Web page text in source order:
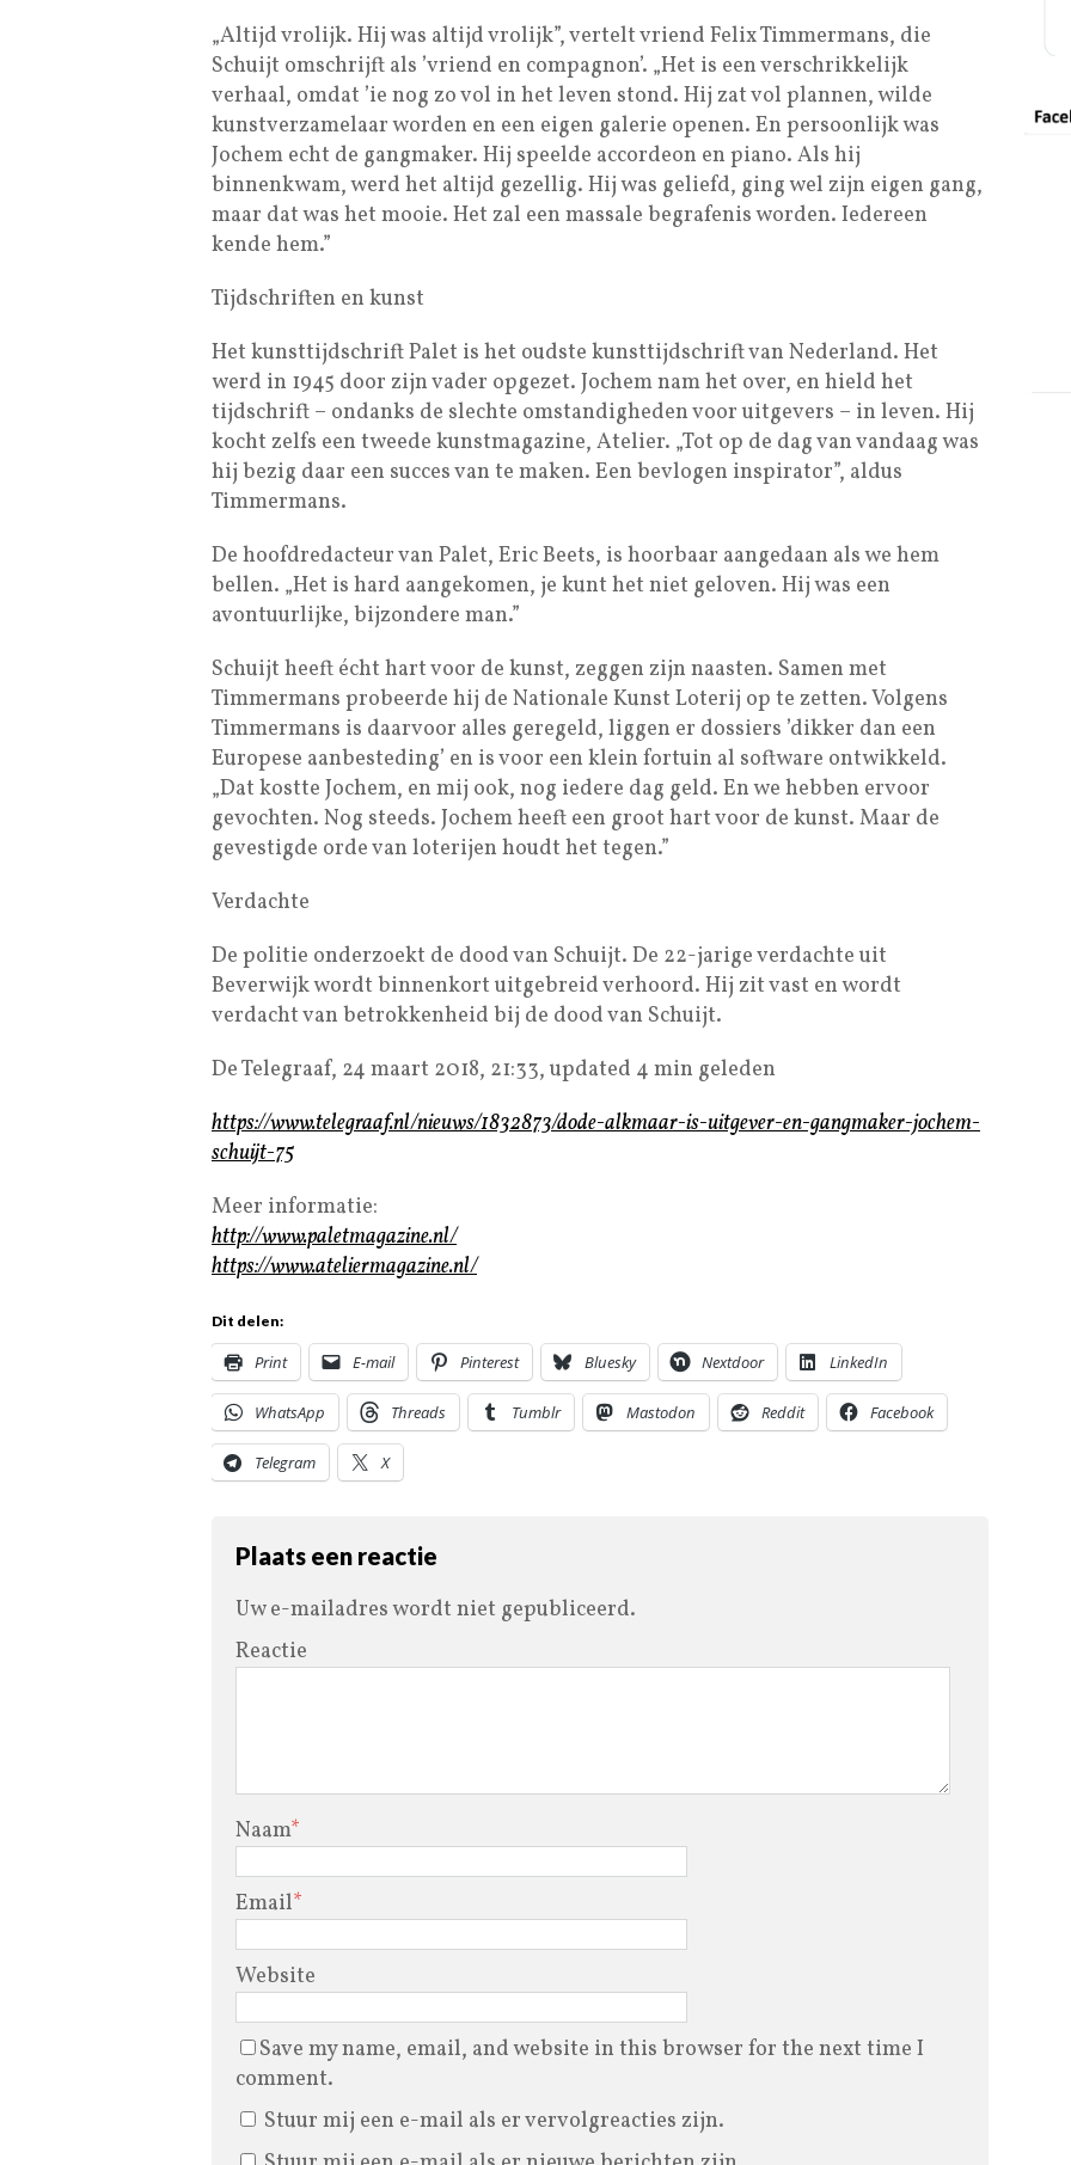
„Altijd vrolijk. Hij was altijd vrolijk”, vertelt vriend Felix Timmermans, die
Schuijt omschrijft als ’vriend en compagnon’. „Het is een verschrikkelijk
verhaal, omdat ’ie nog zo vol in het leven stond. Hij zat vol plannen, wilde
kunstverzamelaar worden en een eigen galerie openen. En persoonlijk was
Jochem echt de gangmaker. Hij speelde accordeon en piano. Als hij
binnenkwam, werd het altijd gezellig. Hij was geliefd, ging wel zijn eigen gang,
maar dat was het mooie. Het zal een massale begrafenis worden. Iedereen
kende hem.”
Tijdschriften en kunst
Het kunsttijdschrift Palet is het oudste kunsttijdschrift van Nederland. Het
werd in 1945 door zijn vader opgezet. Jochem nam het over, en hield het
tijdschrift – ondanks de slechte omstandigheden voor uitgevers – in leven. Hij
kocht zelfs een tweede kunstmagazine, Atelier. „Tot op de dag van vandaag was
hij bezig daar een succes van te maken. Een bevlogen inspirator”, aldus
Timmermans.
De hoofdredacteur van Palet, Eric Beets, is hoorbaar aangedaan als we hem
bellen. „Het is hard aangekomen, je kunt het niet geloven. Hij was een
avontuurlijke, bijzondere man.”
Schuijt heeft écht hart voor de kunst, zeggen zijn naasten. Samen met
Timmermans probeerde hij de Nationale Kunst Loterij op te zetten. Volgens
Timmermans is daarvoor alles geregeld, liggen er dossiers ’dikker dan een
Europese aanbesteding’ en is voor een klein fortuin al software ontwikkeld.
„Dat kostte Jochem, en mij ook, nog iedere dag geld. En we hebben ervoor
gevochten. Nog steeds. Jochem heeft een groot hart voor de kunst. Maar de
gevestigde orde van loterijen houdt het tegen.”
Verdachte
De politie onderzoekt de dood van Schuijt. De 22-jarige verdachte uit
Beverwijk wordt binnenkort uitgebreid verhoord. Hij zit vast en wordt
verdacht van betrokkenheid bij de dood van Schuijt.
De Telegraaf, 24 maart 2018, 21:33, updated 4 min geleden
https://www.telegraaf.nl/nieuws/1832873/dode-alkmaar-is-uitgever-en-gangmaker-jochem-
schuijt-75
Meer informatie:
http://www.paletmagazine.nl/
https://www.ateliermagazine.nl/
Dit delen:
Print E-mail Pinterest Bluesky Nextdoor LinkedIn
WhatsApp Threads Tumblr Mastodon Reddit Facebook
Telegram X
Plaats een reactie
Uw e-mailadres wordt niet gepubliceerd.
Reactie
Naam*
Email*
Website
Save my name, email, and website in this browser for the next time I
comment.
Stuur mij een e-mail als er vervolgreacties zijn.